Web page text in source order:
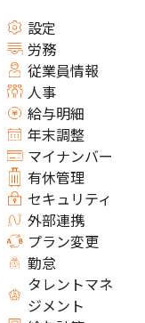
設定
労務
従業員情報
人事
給与明細
年末調整
マイナンバー
有休管理
セキュリティ
外部連携
プラン変更
勤怠
タレントマネ
ジメント